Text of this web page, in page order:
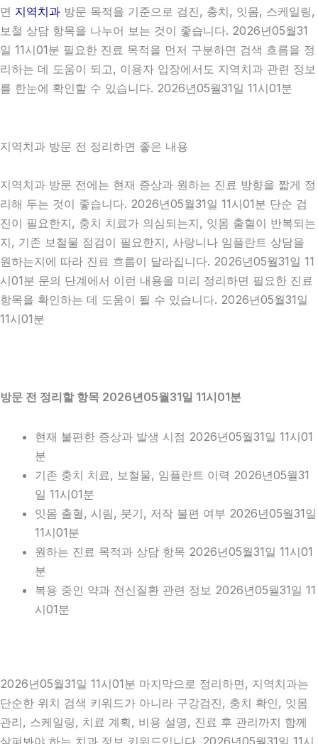
면 지역치과 방문 목적을 기준으로 검진, 충치, 잇몸, 스케일링,
보철 상담 항목을 나누어 보는 것이 좋습니다. 2026년05월31
일 11시01분 필요한 진료 목적을 먼저 구분하면 검색 흐름을 정
리하는 데 도움이 되고, 이용자 입장에서도 지역치과 관련 정보
를 한눈에 확인할 수 있습니다. 2026년05월31일 11시01분
지역치과 방문 전 정리하면 좋은 내용
지역치과 방문 전에는 현재 증상과 원하는 진료 방향을 짧게 정
리해 두는 것이 좋습니다. 2026년05월31일 11시01분 단순 검
진이 필요한지, 충치 치료가 의심되는지, 잇몸 출혈이 반복되는
지, 기존 보철물 점검이 필요한지, 사랑니나 임플란트 상담을
원하는지에 따라 진료 흐름이 달라집니다. 2026년05월31일 11
시01분 문의 단계에서 이런 내용을 미리 정리하면 필요한 진료
항목을 확인하는 데 도움이 될 수 있습니다. 2026년05월31일
11시01분
방문 전 정리할 항목 2026년05월31일 11시01분
현재 불편한 증상과 발생 시점 2026년05월31일 11시01
분
기존 충치 치료, 보철물, 임플란트 이력 2026년05월31
일 11시01분
잇몸 출혈, 시림, 붓기, 저작 불편 여부 2026년05월31일
11시01분
원하는 진료 목적과 상담 항목 2026년05월31일 11시01
분
복용 중인 약과 전신질환 관련 정보 2026년05월31일 11
시01분
2026년05월31일 11시01분 마지막으로 정리하면, 지역치과는
단순한 위치 검색 키워드가 아니라 구강검진, 충치 확인, 잇몸
관리, 스케일링, 치료 계획, 비용 설명, 진료 후 관리까지 함께